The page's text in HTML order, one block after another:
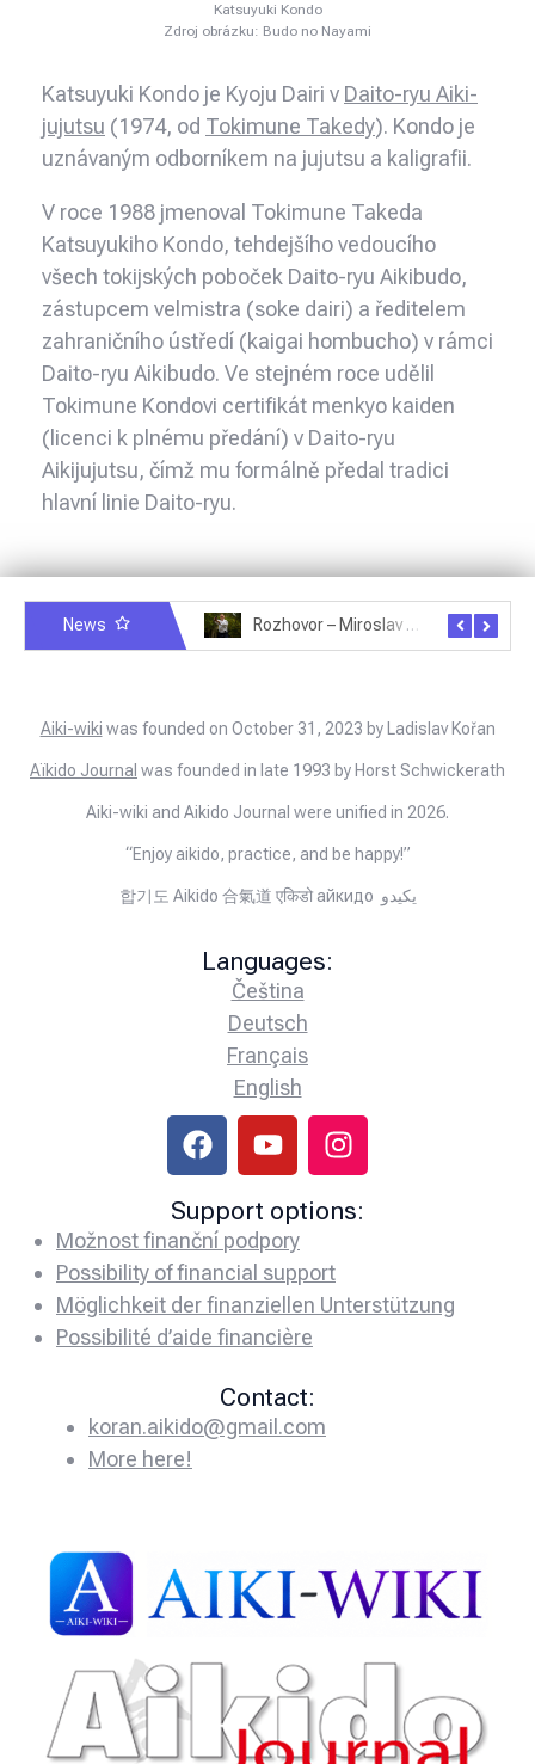
Katsuyuki Kondo
Zdroj obrázku: Budo no Nayami
Katsuyuki Kondo je Kyoju Dairi v Daito-ryu Aiki-
jujutsu (1974, od Tokimune Takedy). Kondo je
uznávaným odborníkem na jujutsu a kaligrafii.
V roce 1988 jmenoval Tokimune Takeda
Katsuyukiho Kondo, tehdejšího vedoucího
všech tokijských poboček Daito-ryu Aikibudo,
zástupcem velmistra (soke dairi) a ředitelem
zahraničního ústředí (kaigai hombucho) v rámci
Daito-ryu Aikibudo. Ve stejném roce udělil
Tokimune Kondovi certifikát menkyo kaiden
(licenci k plnému předání) v Daito-ryu
Aikijujutsu, čímž mu formálně předal tradici
hlavní linie Daito-ryu.
News Rozhovor – Miroslav Šmíd – 22.3.2025
Aiki-wiki was founded on October 31, 2023 by Ladislav Kořan
Aïkido Journal was founded in late 1993 by Horst Schwickerath
Aiki-wiki and Aikido Journal were unified in 2026.
“Enjoy aikido, practice, and be happy!”
합기도 Aikido 合氣道 एकिडो айкидо يكيدو
Languages:
Čeština
Deutsch
Français
English
Support options:
Možnost finanční podpory
Possibility of financial support
Möglichkeit der finanziellen Unterstützung
Possibilité d’aide financière
Contact:
koran.aikido@gmail.com
More here!